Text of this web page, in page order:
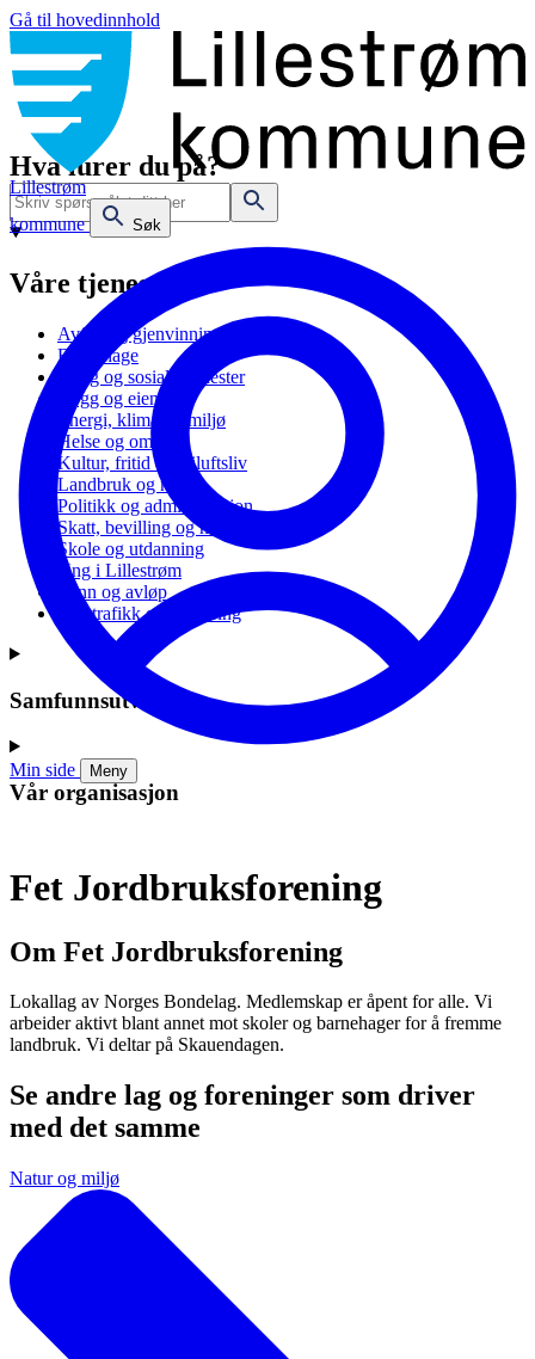
Gå til hovedinnhold
Lillestrøm
kommune
Søk
Min side Meny
Hva lurer du på?
Våre tjenester
Avfall og gjenvinning
Barnehage
Bolig og sosiale tjenester
Bygg og eiendom
Energi, klima og miljø
Helse og omsorg
Kultur, fritid og friluftsliv
Landbruk og natur
Politikk og administrasjon
Skatt, bevilling og næring
Skole og utdanning
Ung i Lillestrøm
Vann og avløp
Vei, trafikk og parkering
Samfunnsutvikling
Vår organisasjon
Fet Jordbruksforening
Om Fet Jordbruksforening
Lokallag av Norges Bondelag. Medlemskap er åpent for alle. Vi
arbeider aktivt blant annet mot skoler og barnehager for å fremme
landbruk. Vi deltar på Skauendagen.
Se andre lag og foreninger som driver
med det samme
Natur og miljø